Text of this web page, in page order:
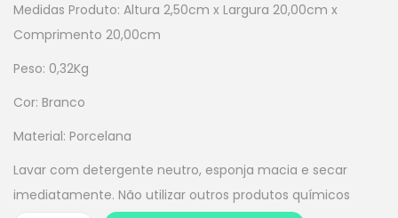
Medidas Produto: Altura 2,50cm x Largura 20,00cm x
Comprimento 20,00cm
Peso: 0,32Kg
Cor: Branco
Material: Porcelana
Lavar com detergente neutro, esponja macia e secar
imediatamente. Não utilizar outros produtos químicos